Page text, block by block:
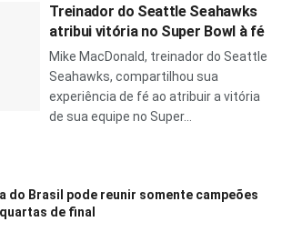
Treinador do Seattle Seahawks
atribui vitória no Super Bowl à fé
Mike MacDonald, treinador do Seattle
Seahawks, compartilhou sua
experiência de fé ao atribuir a vitória
de sua equipe no Super...
do Brasil pode reunir somente campeões
de final